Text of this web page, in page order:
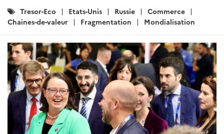
Catégories
:
Tresor-Eco Etats-Unis Russie
Commerce
Chaines-de-valeur
Fragmentation Mondialisation